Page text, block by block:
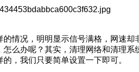
的情况，明明显示信号满格，网速却
怎么办呢？其实，清理网络和清理系
，我们只要简单设置一下即可。